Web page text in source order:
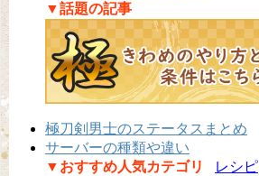
▼話題の記事
極刀剣男士のステータスまとめ
サーバーの種類や違い
▼おすすめ人気カテゴリ
レシピ